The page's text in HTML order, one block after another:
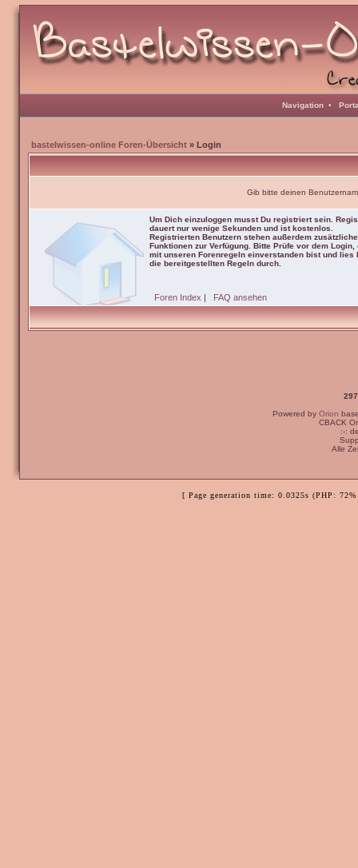
Navigation •
bastelwissen-online Foren-Übersicht » Login
Gib bitte deinen
Um Dich einzuloggen musst Du registriert sein.
dauert nur wenige Sekunden und ist kostenlos.
Registrierten Benutzern stehen außerdem zusätzliche
Funktionen zur Verfügung. Bitte Prüfe vor dem Login,
mit unseren Forenregeln einverstanden bist und lies
die bereitgestellten Regeln durch.
Foren Index | FAQ ansehen
Powered by Orion
CBACK
:-:
Alle
[ Page generation time: 0.0325s (PHP: